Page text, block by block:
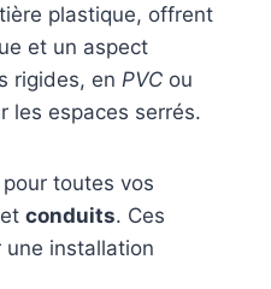
plastique, offrent
et un aspect
rigides, en PVC ou
les espaces serrés.
toutes vos
et conduits. Ces
une installation